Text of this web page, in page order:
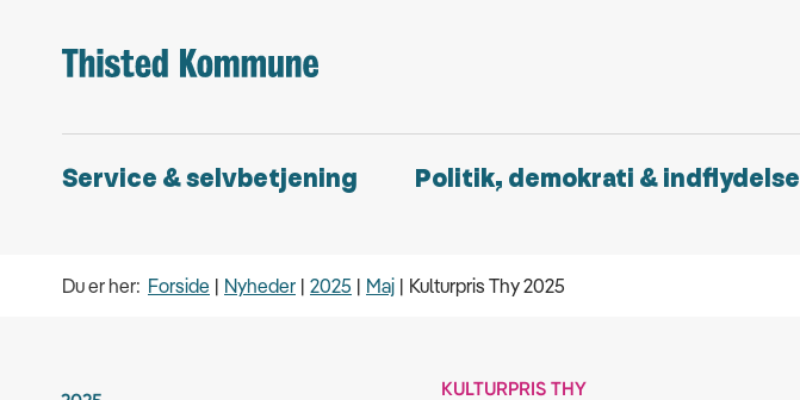
Service & selvbetjening Politik, demokrati & indflydelse
Du er her: Forside Nyheder 2025 Maj Kulturpris Thy 2025
KULTURPRIS THY